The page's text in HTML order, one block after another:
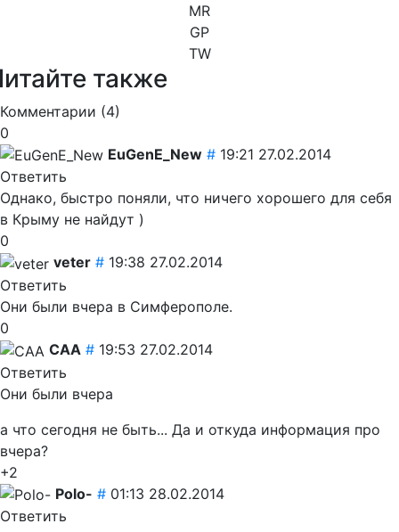
MR
GP
TW
также
Комментарии (4)
0
EuGenE_New # 19:21 27.02.2014
Ответить
Однако, быстро поняли, что ничего хорошего для себя
в Крыму не найдут )
0
veter # 19:38 27.02.2014
Ответить
Они были вчера в Симферополе.
0
CAA # 19:53 27.02.2014
Ответить
Они были вчера
а что сегодня не быть... Да и откуда информация про
вчера?
+2
Polo- # 01:13 28.02.2014
Ответить